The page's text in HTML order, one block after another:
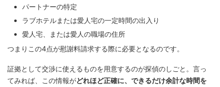
パートナーの特定
ラブホテルまたは愛人宅の一定時間の出入り
愛人宅、または愛人の職場の住所
つまりこの4点が慰謝料請求する際に必要となるのです。
証拠として交渉に使えるものを用意するのが探偵のしごと。言っ
てみれば、この情報がどれほど正確に、できるだけ余計な時間を